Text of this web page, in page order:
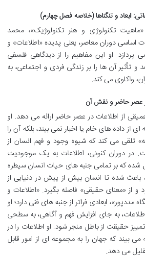
ابعاد و تنگناها (خلاصه فصل چهارم)
تکنولوژی و هنر تکنولوژیک»، محمد
اساسی دوران معاصر، یعنی پدیده «اطلاعات» و
پردازد. او این مفاهیم را از دیدگاهی فلسفی
و تأثیر آن ها را بر زندگی فردی و اجتماعی، به
واکاوی می کند.
عصر حاضر و نقش آن
از اطلاعات در عصر حاضر ارائه می دهد. او
از داده های خام یا اخبار نمی بیند، بلکه آن را
تلقی می کند که شیوه وجود و فهم انسان از
در دوران کنونی، اطلاعات به یک موجودیت
شده که بر تمامی جنبه های حیات انسان سیطره
باعث شده تا انسان بیش از پیش در دنیایی از
و از «معنای حقیقی» فاصله بگیرد. «اطلاعات و
مددپور»، ابعادی فراتر از جنبه های فنی دارد؛ او
به جای افزایش فهم و آگاهی، به سطحی
حقیقت از باطل منجر شود. او اطلاعات را در
می بیند که جهان را به مجموعه ای از امور قابل
می دهد.